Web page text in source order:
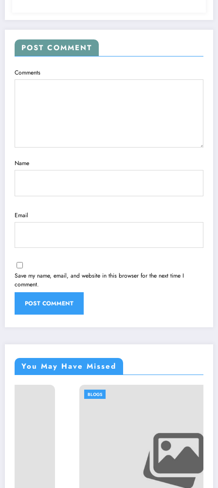
POST COMMENT
Comments
Name
Email
Save my name, email, and website in this browser for the next time I
comment.
You May Have Missed